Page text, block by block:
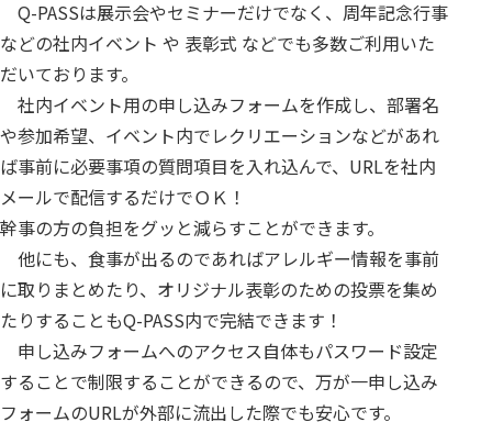
Q-PASSは展示会やセミナーだけでなく、周年記念行事
などの社内イベント や 表彰式 などでも多数ご利用いた
だいております。
社内イベント用の申し込みフォームを作成し、部署名
や参加希望、イベント内でレクリエーションなどがあれ
ば事前に必要事項の質問項目を入れ込んで、URLを社内
メールで配信するだけでＯＫ！
幹事の方の負担をグッと減らすことができます。
他にも、食事が出るのであればアレルギー情報を事前
に取りまとめたり、オリジナル表彰のための投票を集め
たりすることもQ-PASS内で完結できます！
申し込みフォームへのアクセス自体もパスワード設定
することで制限することができるので、万が一申し込み
フォームのURLが外部に流出した際でも安心です。